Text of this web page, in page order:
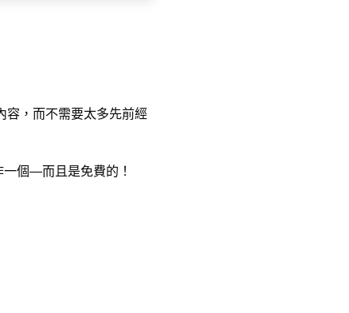
容，而不需要太多先前經
個—而且是免費的！